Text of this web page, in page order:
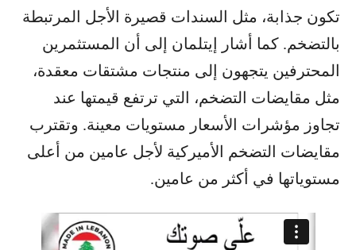
تكون جذابة، مثل السندات قصيرة الأجل المرتبطة
بالتضخم. كما أشار إيتلمان إلى أن المستثمرين
المحترفين يتجهون إلى منتجات مشتقات معقدة،
مثل مقايضات التضخم، التي ترتفع قيمتها عند
تجاوز مؤشرات الأسعار مستويات معينة. وتقترب
مقايضات التضخم الأميركية لأجل عامين من أعلى
مستوياتها في أكثر من عامين.